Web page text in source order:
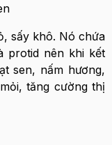
sấy khô. Nó chứa
protid nên khi kết
sen, nấm hương,
tăng cường thị